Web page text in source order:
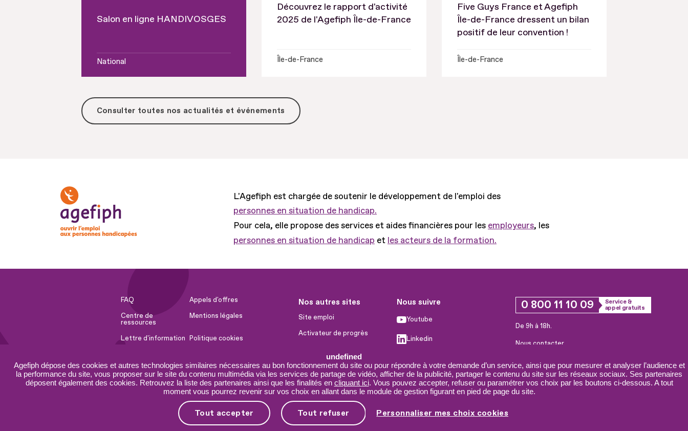
undefined
Agefiph dépose des cookies et autres technologies similaires nécessaires au bon fonctionnement du site ou pour répondre à votre demande d’un service, ainsi que pour mesurer et analyser l’audience et
la performance du site, vous proposer sur le site du contenu multimédia via les services de partage de vidéo, afficher de la publicité, partager le contenu du site sur les réseaux sociaux. Ses partenaires
déposent également des cookies. Retrouvez la liste des partenaires ainsi que les finalités en cliquant ici. Vous pouvez accepter, refuser ou paramétrer vos choix par les boutons ci-dessous. A tout
moment vous pourrez revenir sur vos choix en allant dans le module de gestion figurant en pied de page du site.
Tout accepter Tout refuser Personnaliser mes choix cookies
Salon en ligne HANDIVOSGES
National
Découvrez le rapport d'activité
2025 de l'Agefiph Île-de-France
Île-de-France
Five Guys France et Agefiph
Île-de-France dressent un bilan
positif de leur convention !
Île-de-France
Consulter toutes nos actualités et événements
L'Agefiph est chargée de soutenir le développement de l'emploi des
personnes en situation de handicap.
Pour cela, elle propose des services et aides financières pour les employeurs, les
personnes en situation de handicap et les acteurs de la formation.
FAQ
Appels d'offres
Centre de
ressources
Mentions légales
Lettre d'information Politique cookies
Accessibilité :
partiellement
conforme
Plan du site
Nos autres sites
Site emploi
Activateur de progrès
Innovation et recherche
Université du RRH
Service AppuiPro
Nous suivre
Youtube
Linkedin
X
0 800 11 10 09
Service &
appel gratuits
De 9h à 18h.
Nous contacter